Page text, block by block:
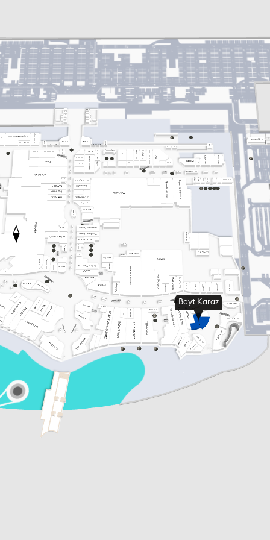
Bayt Karaz